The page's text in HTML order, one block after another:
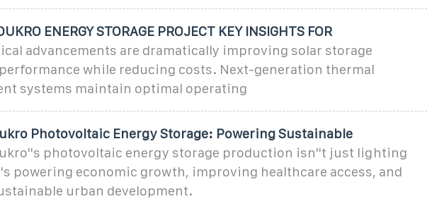
ENERGY STORAGE PROJECT KEY INSIGHTS FOR
advancements are dramatically improving solar storage
while reducing costs. Next-generation thermal
systems maintain optimal operating
Photovoltaic Energy Storage: Powering Sustainable
photovoltaic energy storage production isn''t just lighting
powering economic growth, improving healthcare access, and
urban development.